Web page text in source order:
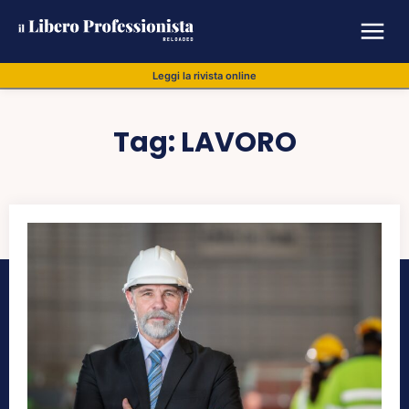
Leggi la rivista online
Tag: LAVORO